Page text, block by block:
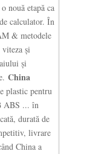
nouă etapă ca
calculator. În
& metodele
și
și
China
plastic pentru
ABS ... în
durată de
livrare
China a